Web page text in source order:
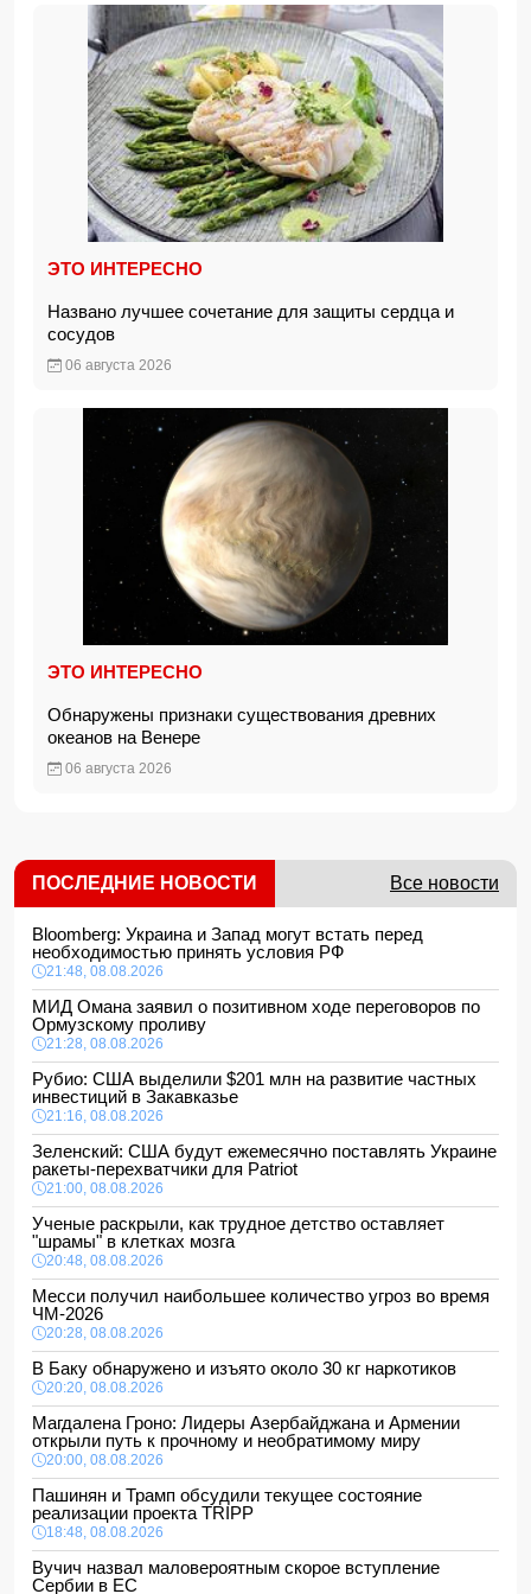
ЭТО ИНТЕРЕСНО
Названо лучшее сочетание для защиты сердца и
сосудов
06 августа 2026
ЭТО ИНТЕРЕСНО
Обнаружены признаки существования древних
океанов на Венере
06 августа 2026
ПОСЛЕДНИЕ НОВОСТИ Все новости
Bloomberg: Украина и Запад могут встать перед
необходимостью принять условия РФ
21:48, 08.08.2026
МИД Омана заявил о позитивном ходе переговоров по
Ормузскому проливу
21:28, 08.08.2026
Рубио: США выделили $201 млн на развитие частных
инвестиций в Закавказье
21:16, 08.08.2026
Зеленский: США будут ежемесячно поставлять Украине
ракеты-перехватчики для Patriot
21:00, 08.08.2026
Ученые раскрыли, как трудное детство оставляет
"шрамы" в клетках мозга
20:48, 08.08.2026
Месси получил наибольшее количество угроз во время
ЧМ-2026
20:28, 08.08.2026
В Баку обнаружено и изъято около 30 кг наркотиков
20:20, 08.08.2026
Магдалена Гроно: Лидеры Азербайджана и Армении
открыли путь к прочному и необратимому миру
20:00, 08.08.2026
Пашинян и Трамп обсудили текущее состояние
реализации проекта TRIPP
18:48, 08.08.2026
Вучич назвал маловероятным скорое вступление
Сербии в ЕС